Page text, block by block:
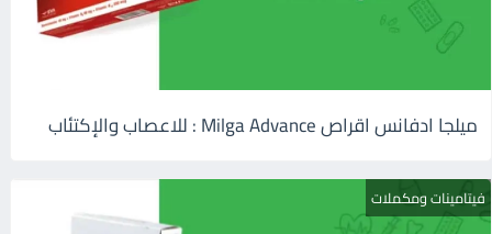
ميلجا ادفانس اقراص Milga Advance : للاعصاب والإكتئاب
فيتامينات ومكملات